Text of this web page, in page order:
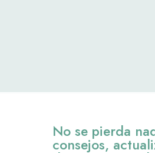
No se pierda
consejos,